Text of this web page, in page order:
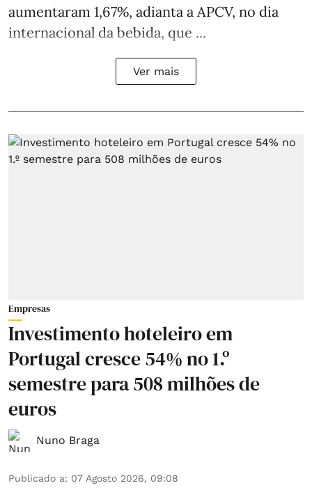
aumentaram 1,67%, adianta a APCV, no dia
internacional da bebida, que ...
Ver mais
Empresas
Investimento hoteleiro em
Portugal cresce 54% no 1.º
semestre para 508 milhões de
euros
Nuno Braga
Publicado a: 07 Agosto 2026, 09:08